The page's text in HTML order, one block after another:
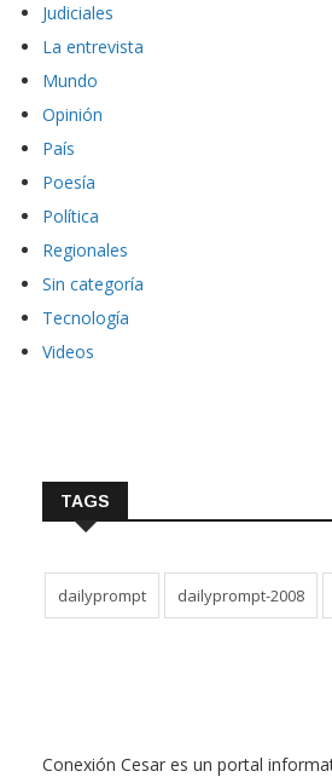
Judiciales
La entrevista
Mundo
Opinión
País
Poesía
Política
Regionales
Sin categoría
Tecnología
Videos
TAGS
dailyprompt dailyprompt-2008
Conexión Cesar es un portal